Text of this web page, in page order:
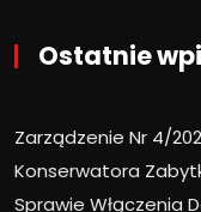
Ostatnie
Zarządzenie Nr 4/
Konserwatora
Sprawie Włączenia